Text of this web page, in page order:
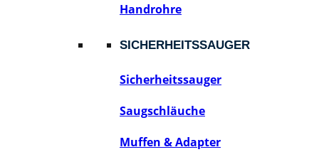
Handrohre
SICHERHEITSSAUGER
Sicherheitssauger
Saugschläuche
Muffen & Adapter